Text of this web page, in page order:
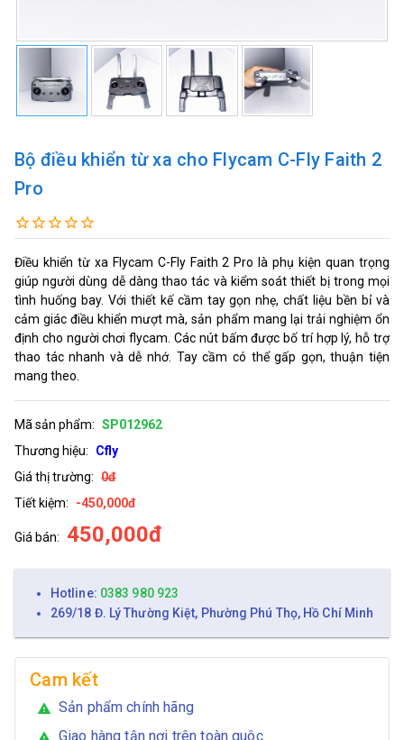
Bộ điều khiển từ xa cho Flycam C-Fly Faith 2
Pro
Điều khiển từ xa Flycam C-Fly Faith 2 Pro là phụ kiện quan trọng
giúp người dùng dễ dàng thao tác và kiểm soát thiết bị trong mọi
tình huống bay. Với thiết kế cầm tay gọn nhẹ, chất liệu bền bỉ và
cảm giác điều khiển mượt mà, sản phẩm mang lại trải nghiệm ổn
định cho người chơi flycam. Các nút bấm được bố trí hợp lý, hỗ trợ
thao tác nhanh và dễ nhớ. Tay cầm có thể gấp gọn, thuận tiện
mang theo.
Mã sản phẩm: SP012962
Thương hiệu:
Cfly
Giá thị trường: 0đ
Tiết kiệm:
-450,000đ
Giá bán: 450,000đ
Hotline: 0383 980 923
269/18 Đ. Lý Thường Kiệt, Phường Phú Thọ, Hồ Chí Minh
Cam kết
warning Sản phẩm chính hãng
Giao hàng tận nơi trên toàn quôc